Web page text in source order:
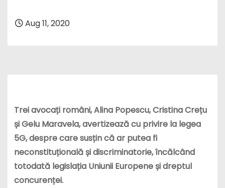
Aug 11, 2020
Trei avocați români, Alina Popescu, Cristina Crețu
și Gelu Maravela, avertizează cu privire la legea
5G, despre care susțin că ar putea fi
neconstituțională și discriminatorie, încălcând
totodată legislația Uniunii Europene și dreptul
concurenței.